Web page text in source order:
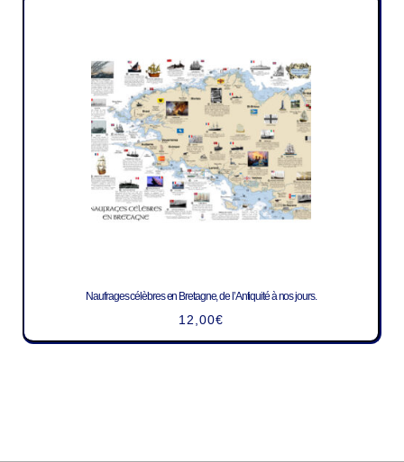
Naufrages célèbres en Bretagne, de l’Antiquité à nos jours.
12,00€